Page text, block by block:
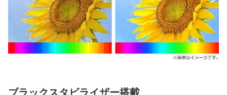
ブラックスタビライザー搭載